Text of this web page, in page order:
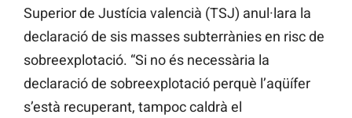
Superior de Justícia valencià (TSJ) anul·lara la
declaració de sis masses subterrànies en risc de
sobreexplotació. “Si no és necessària la
declaració de sobreexplotació perquè l’aqüífer
s’està recuperant, tampoc caldrà el